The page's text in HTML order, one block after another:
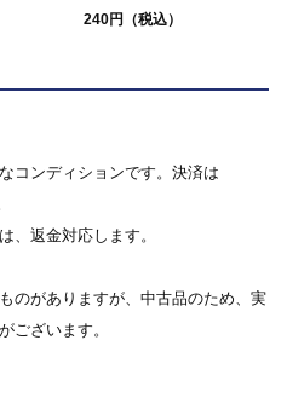
240円（税込）
コンディションです。決済は
、返金対応します。
のがありますが、中古品のため、実
ございます。